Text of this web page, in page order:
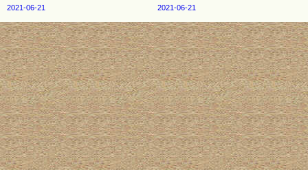
2021-06-21 2021-06-21